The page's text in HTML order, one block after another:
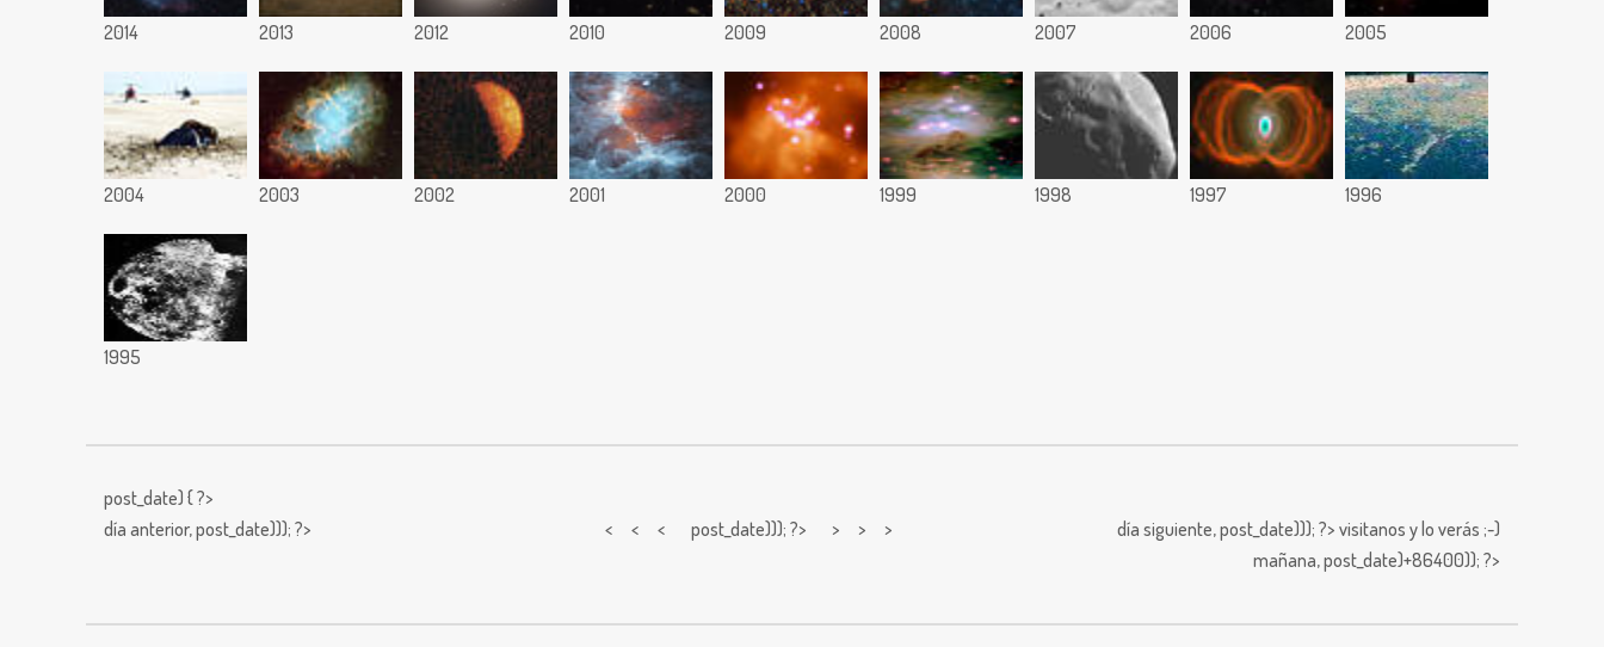
2014 2013 2012 2010 2009 2008 2007 2006 2005
2004 2003 2002 2001 2000 1999 1998 1997 1996
1995
post_date) { ?>
día anterior,post_date))); ?> < < < post_date))); ?> > > > día siguiente,post_date))); ?> visitanos y lo verás ;-)
mañana,post_date)+86400)); ?>